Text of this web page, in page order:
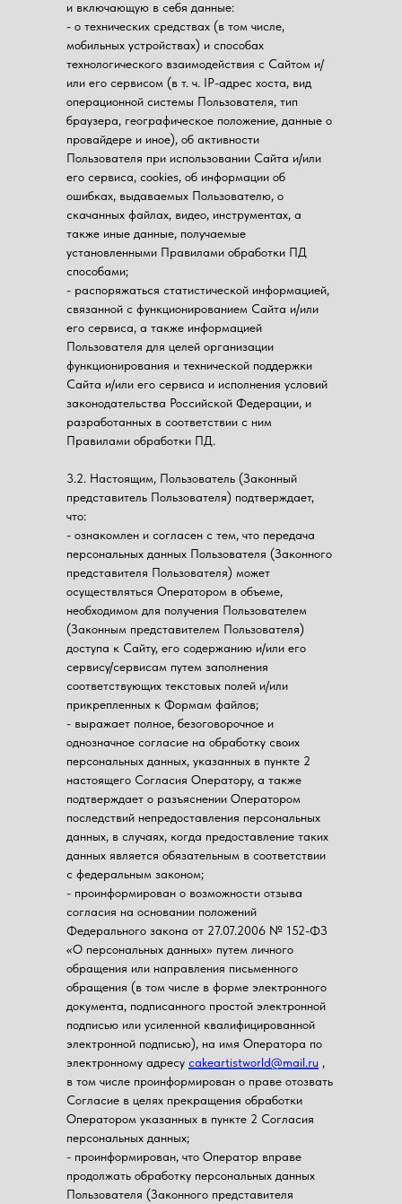
и включающую в себя данные:
- о технических средствах (в том числе,
мобильных устройствах) и способах
технологического взаимодействия с Сайтом и/
или его сервисом (в т. ч. IP-адрес хоста, вид
операционной системы Пользователя, тип
браузера, географическое положение, данные о
провайдере и иное), об активности
Пользователя при использовании Сайта и/или
его сервиса, cookies, об информации об
ошибках, выдаваемых Пользователю, о
скачанных файлах, видео, инструментах, а
также иные данные, получаемые
установленными Правилами обработки ПД
способами;
- распоряжаться статистической информацией,
связанной с функционированием Сайта и/или
его сервиса, а также информацией
Пользователя для целей организации
функционирования и технической поддержки
Сайта и/или его сервиса и исполнения условий
законодательства Российской Федерации, и
разработанных в соответствии с ним
Правилами обработки ПД.
3.2. Настоящим, Пользователь (Законный
представитель Пользователя) подтверждает,
что:
- ознакомлен и согласен с тем, что передача
персональных данных Пользователя (Законного
представителя Пользователя) может
осуществляться Оператором в объеме,
необходимом для получения Пользователем
(Законным представителем Пользователя)
доступа к Сайту, его содержанию и/или его
сервису/сервисам путем заполнения
соответствующих текстовых полей и/или
прикрепленных к Формам файлов;
- выражает полное, безоговорочное и
однозначное согласие на обработку своих
персональных данных, указанных в пункте 2
настоящего Согласия Оператору, а также
подтверждает о разъяснении Оператором
последствий непредоставления персональных
данных, в случаях, когда предоставление таких
данных является обязательным в соответствии
с федеральным законом;
- проинформирован о возможности отзыва
согласия на основании положений
Федерального закона от 27.07.2006 № 152-ФЗ
«О персональных данных» путем личного
обращения или направления письменного
обращения (в том числе в форме электронного
документа, подписанного простой электронной
подписью или усиленной квалифицированной
электронной подписью), на имя Оператора по
электронному адресу cakeartistworld@mail.ru ,
в том числе проинформирован о праве отозвать
Согласие в целях прекращения обработки
Оператором указанных в пункте 2 Согласия
персональных данных;
- проинформирован, что Оператор вправе
продолжать обработку персональных данных
Пользователя (Законного представителя